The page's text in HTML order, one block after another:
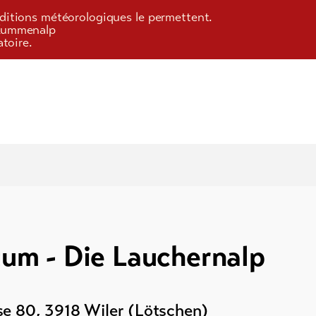
météorologiques le permettent.
- Die Lauchernalp
80, 3918 Wiler (Lötschen)